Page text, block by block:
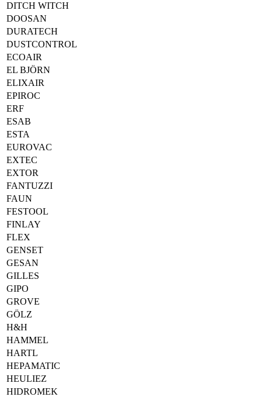
DITCH WITCH
DOOSAN
DURATECH
DUSTCONTROL
ECOAIR
EL BJÖRN
ELIXAIR
EPIROC
ERF
ESAB
ESTA
EUROVAC
EXTEC
EXTOR
FANTUZZI
FAUN
FESTOOL
FINLAY
FLEX
GENSET
GESAN
GILLES
GIPO
GROVE
GÖLZ
H&H
HAMMEL
HARTL
HEPAMATIC
HEULIEZ
HIDROMEK